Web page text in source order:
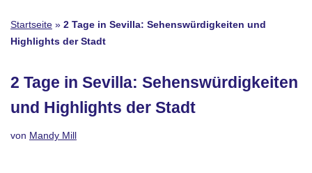
Startseite » 2 Tage in Sevilla: Sehenswürdigkeiten und
Highlights der Stadt
2 Tage in Sevilla: Sehenswürdigkeiten
und Highlights der Stadt
von Mandy Mill